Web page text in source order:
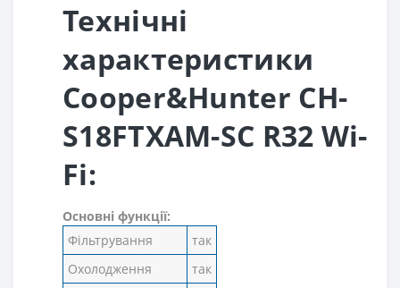
Технічні
характеристики
Cooper&Hunter CH-
S18FTXAM-SC R32 Wi-
Fi:
Основні функції:
Фільтрування
так
Охолодження
так